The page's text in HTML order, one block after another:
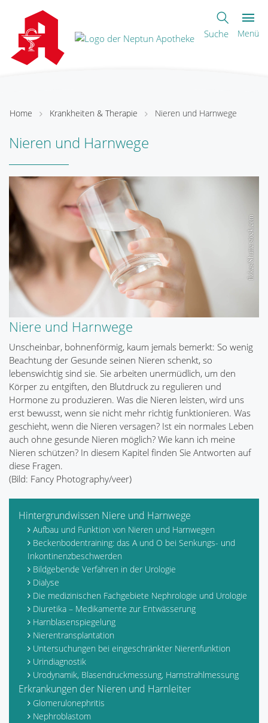
Suche Menü
Home Krankheiten & Therapie Nieren und Harnwege
Nieren und Harnwege
Niere und Harnwege
Unscheinbar, bohnenförmig, kaum jemals bemerkt: So wenig
Beachtung der Gesunde seinen Nieren schenkt, so
lebenswichtig sind sie. Sie arbeiten unermüdlich, um den
Körper zu entgiften, den Blutdruck zu regulieren und
Hormone zu produzieren. Was die Nieren leisten, wird uns
erst bewusst, wenn sie nicht mehr richtig funktionieren. Was
geschieht, wenn die Nieren versagen? Ist ein normales Leben
auch ohne gesunde Nieren möglich? Wie kann ich meine
Nieren schützen? In diesem Kapitel finden Sie Antworten auf
diese Fragen.
(Bild: Fancy Photography/veer)
Hintergrundwissen Niere und Harnwege
Aufbau und Funktion von Nieren und Harnwegen
Beckenbodentraining: das A und O bei Senkungs- und
Inkontinenzbeschwerden
Bildgebende Verfahren in der Urologie
Dialyse
Die medizinischen Fachgebiete Nephrologie und Urologie
Diuretika – Medikamente zur Entwässerung
Harnblasenspiegelung
Nierentransplantation
Untersuchungen bei eingeschränkter Nierenfunktion
Urindiagnostik
Urodynamik, Blasendruckmessung, Harnstrahlmessung
Erkrankungen der Nieren und Harnleiter
Glomerulonephritis
Nephroblastom